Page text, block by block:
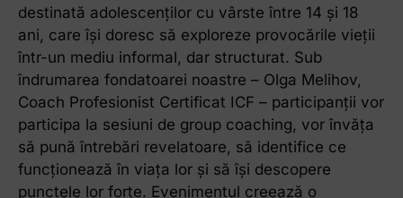
destinată adolescenților cu vârste între 14 și 18
ani, care își doresc să exploreze provocările vieții
într-un mediu informal, dar structurat. Sub
îndrumarea fondatoarei noastre – Olga Melihov,
Coach Profesionist Certificat ICF – participanții vor
participa la sesiuni de group coaching, vor învăța
să pună întrebări revelatoare, să identifice ce
funcționează în viața lor și să își descopere
punctele lor forte. Evenimentul creează o